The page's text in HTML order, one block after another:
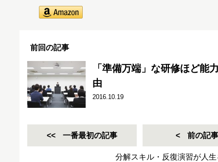
前回の記事
「準備万端」な研修ほど能
由
2016.10.19
一番最初の記事 前の記事
分解スキル・反復演習が人